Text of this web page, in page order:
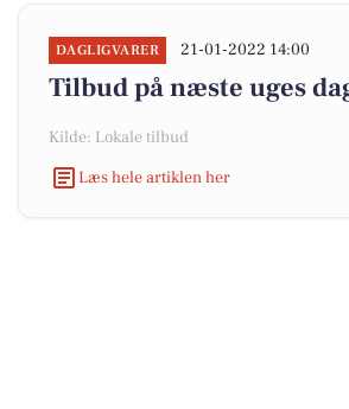
DAGLIGVARER 21-01-2022 14:00
Tilbud på næste uges
Kilde: Lokale tilbud
Læs hele artiklen her